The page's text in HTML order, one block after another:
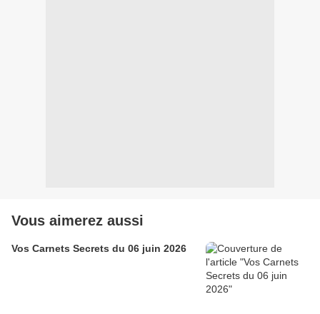
Vous aimerez aussi
Vos Carnets Secrets du 06 juin 2026